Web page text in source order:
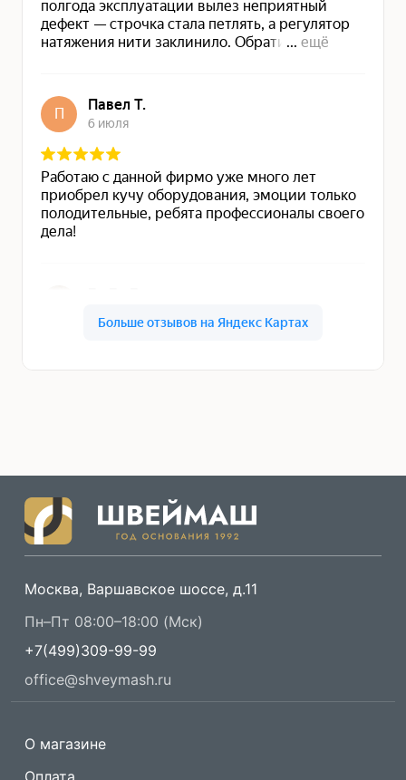
Москва, Варшавское шоссе, д.11
Пн–Пт 08:00–18:00 (Мск)
+7(499)309-99-99
office@shveymash.ru
О магазине
Оплата